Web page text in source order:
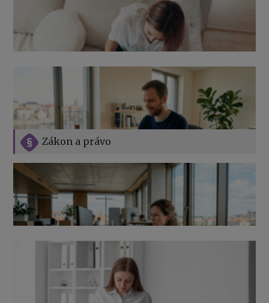
Zákon a právo
Jak na podnikání při rodičovské dovolené
Přehledy pro OSSZ a zdravotní pojišťovny – jak na ně
v roce 2026